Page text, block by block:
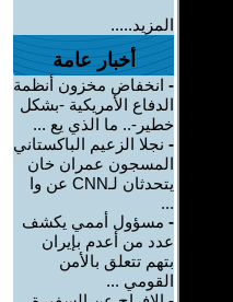
المزيد.....
أخبار عامة
- انخفاض مخزون أنظمة
الدفاع الأمريكية -بشكل
خطير-.. ما الذي يع ...
- نجلا الزعيم الباكستاني
المسجون عمران خان
يتحدثان لـCNN عن وا
...
- مسؤول أممي يكشف
عدد من أعدم بإيران
بتهم تتعلق بالأمن
القومي ...